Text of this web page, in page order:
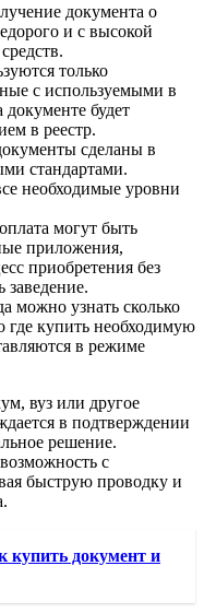
документа о
и с высокой
только
с используемыми в
будет
в реестр.
сделаны в
стандартами.
необходимые уровни
могут быть
приложения,
приобретения без
заведение.
можно узнать сколько
где купить необходимую
в режиме
вуз или другое
в подтверждении
решение.
с
быструю проводку и
купить документ и